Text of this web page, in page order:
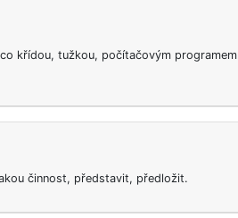
křídou, tužkou, počítačovým programem
činnost, představit, předložit.